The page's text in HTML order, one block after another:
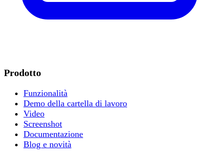
Prodotto
Funzionalità
Demo della cartella di lavoro
Video
Screenshot
Documentazione
Blog e novità